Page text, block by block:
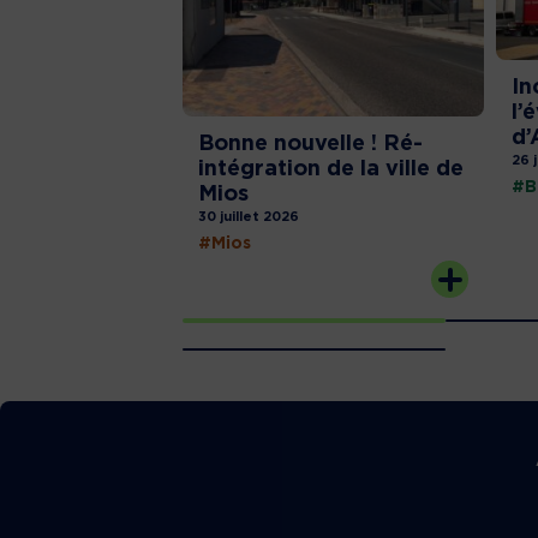
Bonne nouvelle ! Ré-
intégration de la ville de
Mios
30 juillet 2026
#Mios
26